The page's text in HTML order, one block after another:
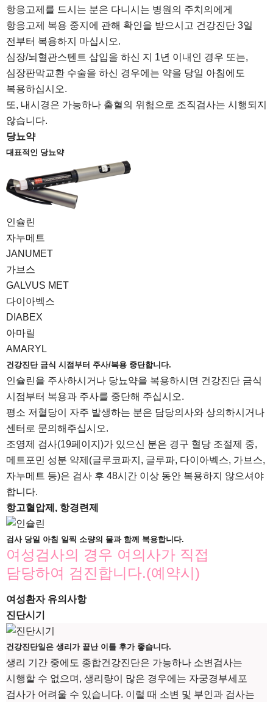
항응고제를 드시는 분은 다니시는 병원의 주치의에게
항응고제 복용 중지에 관해 확인을 받으시고 건강진단 3일
전부터 복용하지 마십시오.
심장/뇌혈관스텐트 삽입을 하신 지 1년 이내인 경우 또는,
심장판막교환 수술을 하신 경우에는 약을 당일 아침에도
복용하십시오.
또, 내시경은 가능하나 출혈의 위험으로 조직검사는 시행되지
않습니다.
당뇨약
대표적인 당뇨약
인슐린
자누메트
JANUMET
가브스
GALVUS MET
다이아벡스
DIABEX
아마릴
AMARYL
건강진단 금식 시점부터 주사/복용 중단합니다.
인슐린을 주사하시거나 당뇨약을 복용하시면 건강진단 금식
시점부터 복용과 주사를 중단해 주십시오.
평소 저혈당이 자주 발생하는 분은 담당의사와 상의하시거나
센터로 문의해주십시오.
조영제 검사(19페이지)가 있으신 분은 경구 혈당 조절제 중,
메트포민 성분 약제(글루코파지, 글루파, 다이아벡스, 가브스,
자누메트 등)은 검사 후 48시간 이상 동안 복용하지 않으셔야
합니다.
항고혈압제, 항경련제
검사 당일 아침 일찍 소량의 물과 함께 복용합니다.
여성검사의 경우 여의사가 직접
담당하여 검진합니다.(예약시)
여성환자 유의사항
진단시기
건강진단일은 생리가 끝난 이틀 후가 좋습니다.
생리 기간 중에도 종합건강진단은 가능하나 소변검사는
시행할 수 없으며, 생리량이 많은 경우에는 자궁경부세포
검사가 어려울 수 있습니다. 이럴 때 소변 및 부인과 검사는